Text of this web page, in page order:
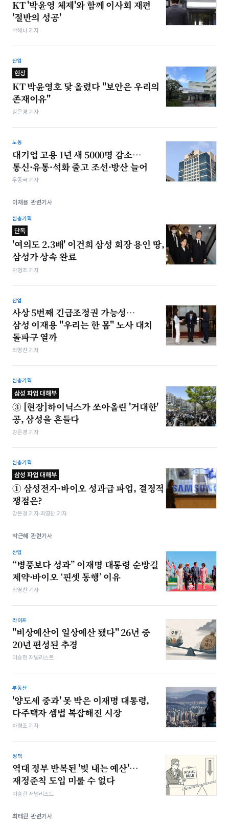
KT '박윤영 체제'와 함께 이사회 재편
'절반의 성공'
박해나 기자
산업
현장
KT 박윤영호 닻 올렸다 "보안은 우리의
존재이유"
강은경 기자
노동
대기업 고용 1년 새 5000명 감소…
통신·유통·석화 줄고 조선·방산 늘어
우종국 기자
이재용 관련기사
심층기획
단독
'여의도 2.3배' 이건희 삼성 회장 용인 땅,
삼성가 상속 완료
차형조 기자
산업
사상 5번째 긴급조정권 가능성…
삼성 이재용 "우리는 한 몸" 노사 대치
돌파구 열까
최영찬 기자
심층기획
삼성 파업 대해부
③ [현장]하이닉스가 쏘아올린 '거대한'
공, 삼성을 흔들다
강은경 기자
심층기획
삼성 파업 대해부
① 삼성전자·바이오 성과급 파업, 결정적
쟁점은?
강은경 기자·최영찬 기자
박근혜 관련기사
산업
“병풍보다 성과” 이재명 대통령 순방길
제약·바이오 ‘핀셋 동행’ 이유
최영찬 기자
라이프
"비상예산이 일상예산 됐다" 26년 중
20년 편성된 추경
이승현 저널리스트
부동산
'양도세 중과' 못 박은 이재명 대통령,
다주택자 셈법 복잡해진 시장
차형조 기자
정책
역대 정부 반복된 '빚 내는 예산'…
재정준칙 도입 미룰 수 없다
이승현 저널리스트
최태원 관련기사